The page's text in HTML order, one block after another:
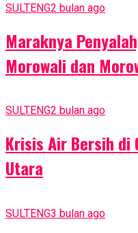
SULTENG2 bulan ago
Maraknya
Morowali dan
SULTENG2 bulan ago
Krisis Air Bersih di
Utara
SULTENG3 bulan ago